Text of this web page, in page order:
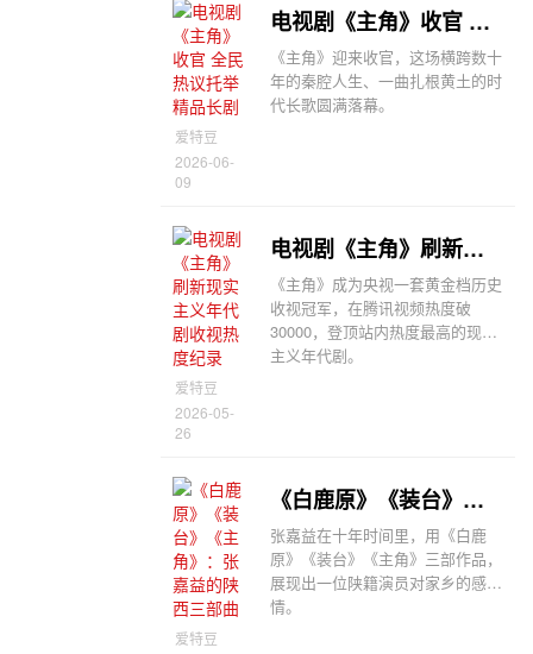
爱特豆
2026-06-
09
电视剧《主角》收官 全民热议托举精品长剧
《主角》迎来收官，这场横跨数十
年的秦腔人生、一曲扎根黄土的时
代长歌圆满落幕。
爱特豆
2026-05-
26
电视剧《主角》刷新现实主义年代剧收视热度纪录
《主角》成为央视一套黄金档历史
收视冠军，在腾讯视频热度破
30000，登顶站内热度最高的现实
主义年代剧。
爱特豆
《白鹿原》《装台》《主角》：张嘉益的陕西三部曲
张嘉益在十年时间里，用《白鹿
原》《装台》《主角》三部作品，
展现出一位陕籍演员对家乡的感
情。